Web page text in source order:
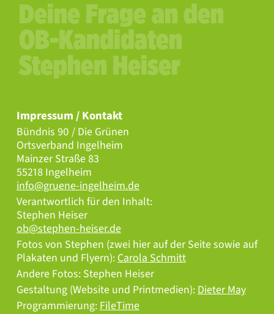
Deine Frage an den
OB-Kandidaten
Stephen Heiser
Impressum / Kontakt
Bündnis 90 / Die Grünen
Ortsverband Ingelheim
Mainzer Straße 83
55218 Ingelheim
info@gruene-ingelheim.de
Verantwortlich für den Inhalt:
Stephen Heiser
ob@stephen-heiser.de
Fotos von Stephen (zwei hier auf der Seite sowie auf
Plakaten und Flyern): Carola Schmitt
Andere Fotos: Stephen Heiser
Gestaltung (Website und Printmedien): Dieter May
Programmierung: FileTime